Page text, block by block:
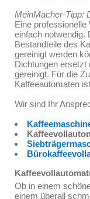
MeinMacher-Tipp:
Eine
einfach notwendig.
Bestandteile des
gereinigt werden
Dichtungen ersetzt
gereinigt. Für die
Kaffeeautomaten
Wir sind Ihr
Ob in einem
einem überall